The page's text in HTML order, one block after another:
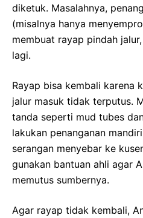
diketuk. Masalahnya,
(misalnya hanya
membuat rayap pindah
lagi.
Rayap bisa kembali karena
jalur masuk tidak terputus.
tanda seperti mud tubes
lakukan penanganan
serangan menyebar ke
gunakan bantuan ahli agar
memutus sumbernya.
Agar rayap tidak kembali,